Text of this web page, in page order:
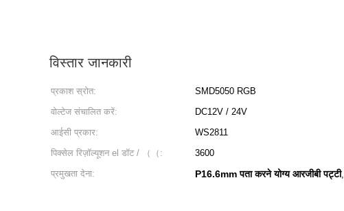
विस्तार जानकारी
प्रकाश स्रोत: SMD5050 RGB
वोल्टेज संचालित करें:
DC12V / 24V
आईसी प्रकार:
WS2811
पिक्सेल रिज़ॉल्यूशन el डॉट / （（:
3600
प्रमुखता देना:
P16.6mm पता करने योग्य आरजीबी पट्टी,